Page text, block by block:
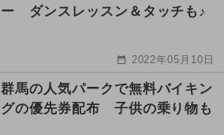
ー ダンスレッスン＆タッチも♪
2022年05月10日
群馬の人気パークで無料バイキン
グの優先券配布 子供の乗り物も